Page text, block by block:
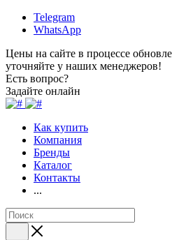
Telegram
WhatsApp
Цены на сайте в процессе
уточняйте у наших менеджеров!
Есть вопрос?
Задайте онлайн
Как купить
Компания
Бренды
Каталог
Контакты
...